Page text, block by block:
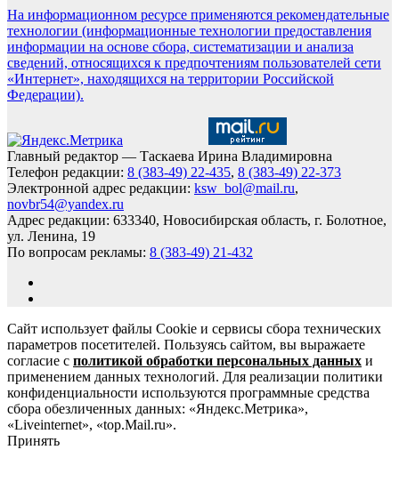
На информационном ресурсе применяются рекомендательные
технологии (информационные технологии предоставления
информации на основе сбора, систематизации и анализа
сведений, относящихся к предпочтениям пользователей сети
«Интернет», находящихся на территории Российской
Федерации).
Главный редактор — Таскаева Ирина Владимировна
Телефон редакции: 8 (383-49) 22-435, 8 (383-49) 22-373
Электронной адрес редакции: ksw_bol@mail.ru,
novbr54@yandex.ru
Адрес редакции: 633340, Новосибирская область, г. Болотное,
ул. Ленина, 19
По вопросам рекламы: 8 (383-49) 21-432
Сайт использует файлы Cookie и сервисы сбора технических
параметров посетителей. Пользуясь сайтом, вы выражаете
согласие с политикой обработки персональных данных и
применением данных технологий. Для реализации политики
конфиденциальности используются программные средства
сбора обезличенных данных: «Яндекс.Метрика»,
«Liveinternet», «top.Mail.ru».
Принять